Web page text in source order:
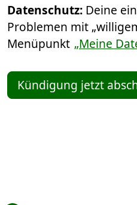
Datenschutz: Deine
Problemen mit
Menüpunkt „Meine
Kündigung jetzt